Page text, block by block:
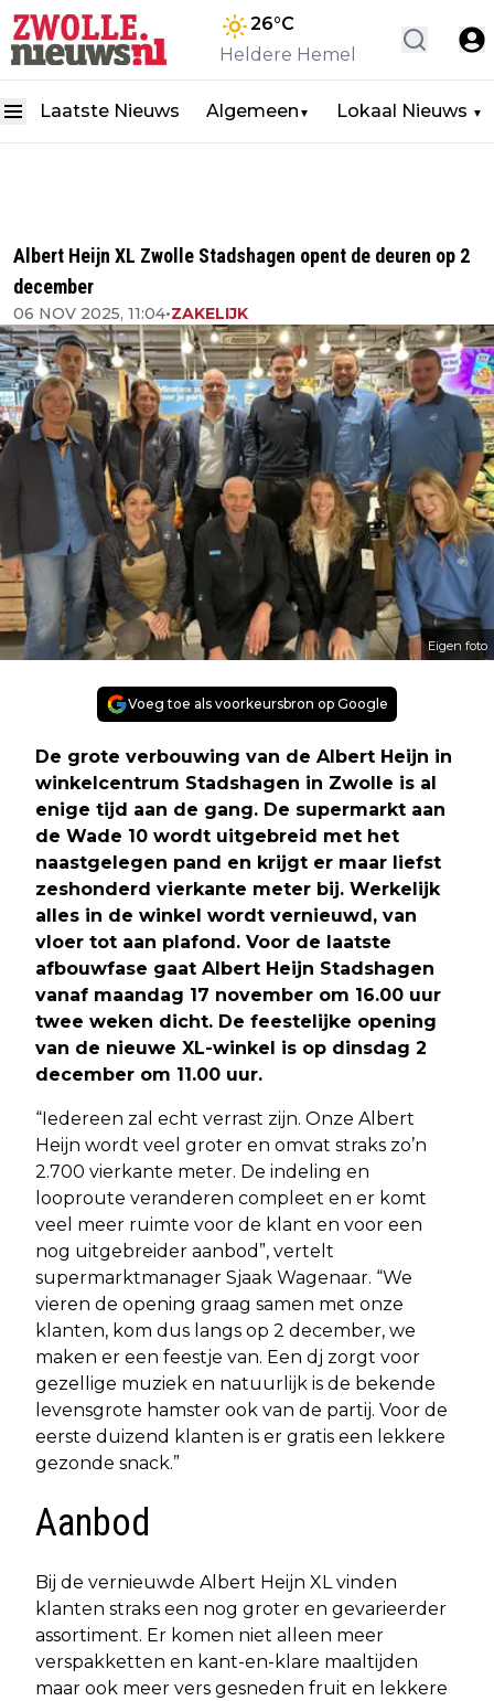
26°C
Heldere Hemel
Laatste Nieuws Algemeen ▼ Lokaal Nieuws ▼
Albert Heijn XL Zwolle Stadshagen opent de deuren op 2
december
06 NOV 2025, 11:04•ZAKELIJK
Eigen foto
Voeg toe als voorkeursbron op Google
De grote verbouwing van de Albert Heijn in
winkelcentrum Stadshagen in Zwolle is al
enige tijd aan de gang. De supermarkt aan
de Wade 10 wordt uitgebreid met het
naastgelegen pand en krijgt er maar liefst
zeshonderd vierkante meter bij. Werkelijk
alles in de winkel wordt vernieuwd, van
vloer tot aan plafond. Voor de laatste
afbouwfase gaat Albert Heijn Stadshagen
vanaf maandag 17 november om 16.00 uur
twee weken dicht. De feestelijke opening
van de nieuwe XL-winkel is op dinsdag 2
december om 11.00 uur.
“Iedereen zal echt verrast zijn. Onze Albert
Heijn wordt veel groter en omvat straks zo’n
2.700 vierkante meter. De indeling en
looproute veranderen compleet en er komt
veel meer ruimte voor de klant en voor een
nog uitgebreider aanbod”, vertelt
supermarktmanager Sjaak Wagenaar. “We
vieren de opening graag samen met onze
klanten, kom dus langs op 2 december, we
maken er een feestje van. Een dj zorgt voor
gezellige muziek en natuurlijk is de bekende
levensgrote hamster ook van de partij. Voor de
eerste duizend klanten is er gratis een lekkere
gezonde snack.”
Aanbod
Bij de vernieuwde Albert Heijn XL vinden
klanten straks een nog groter en gevarieerder
assortiment. Er komen niet alleen meer
verspakketten en kant-en-klare maaltijden
maar ook meer vers gesneden fruit en lekkere